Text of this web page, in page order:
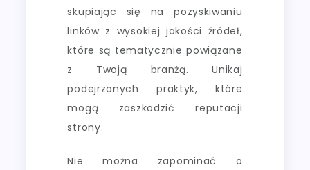
skupiając się na pozyskiwaniu
linków z wysokiej jakości źródeł,
które są tematycznie powiązane
z Twoją branżą. Unikaj
podejrzanych praktyk, które
mogą zaszkodzić reputacji
strony.
Nie można zapominać o